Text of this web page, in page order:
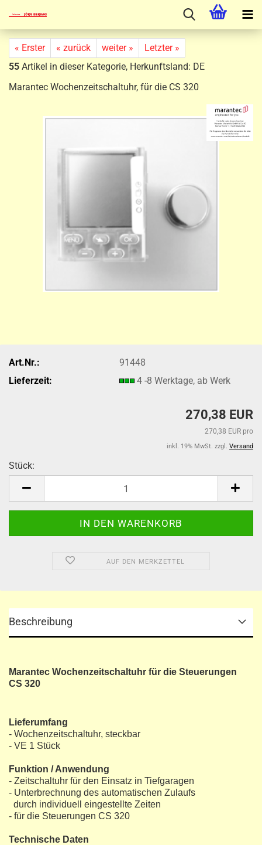
« Erster « zurück weiter »
Letzter »
55 Artikel in dieser Kategorie, Herkunftsland: DE
Marantec Wochenzeitschaltuhr, für die CS 320
Art.Nr.:
91448
Lieferzeit:
4 -8 Werktage, ab Werk
270,38 EUR
270,38 EUR pro
inkl. 19% MwSt. zzgl. Versand
Stück:
AUF DEN MERKZETTEL
Beschreibung
Marantec Wochenzeitschaltuhr für die Steuerungen
CS 320
Lieferumfang
- Wochenzeitschaltuhr, steckbar
- VE 1 Stück
Funktion / Anwendung
- Zeitschaltuhr für den Einsatz in Tiefgaragen
- Unterbrechnung des automatischen Zulaufs
durch individuell eingestellte Zeiten
- für die Steuerungen CS 320
Technische Daten